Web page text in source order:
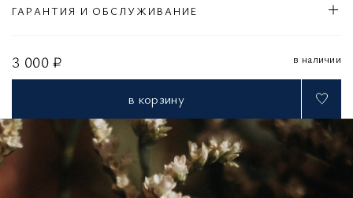
3 000 ₽ в наличии
в корзину
ГАРАНТИЯ И ОБСЛУЖИВАНИЕ